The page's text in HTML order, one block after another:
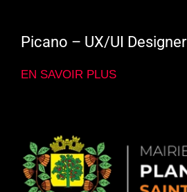
Picano – UX/UI Designer
EN SAVOIR PLUS